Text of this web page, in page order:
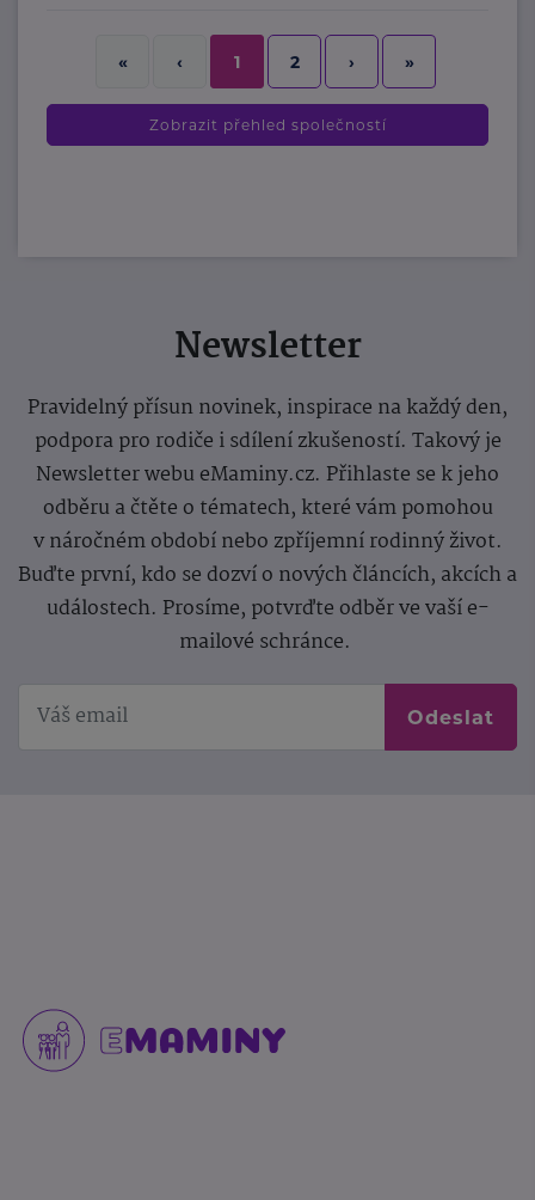
« ‹ 1 2 › »
Zobrazit přehled společností
Newsletter
Pravidelný přísun novinek, inspirace na každý den,
podpora pro rodiče i sdílení zkušeností. Takový je
Newsletter webu eMaminy.cz. Přihlaste se k jeho
odběru a čtěte o tématech, které vám pomohou
v náročném období nebo zpříjemní rodinný život.
Buďte první, kdo se dozví o nových článcích, akcích a
událostech. Prosíme, potvrďte odběr ve vaší e-
mailové schránce.
Odeslat